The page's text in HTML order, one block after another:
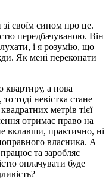
своїм сином про це.
передбачуваною. Він
і я розумію, що
Як мені переконати
квартиру, а нова
тоді невістка стане
метрів тієї
отримає право на
вклавши, практично, ні
власника. А
та заробляє
оплачувати буде